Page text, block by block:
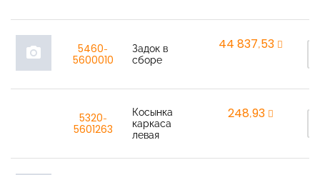
photo_camera
5460-
5600010
Задок в
сборе
44 837,53
5320-
5601263
Косынка
каркаса
левая
248,93